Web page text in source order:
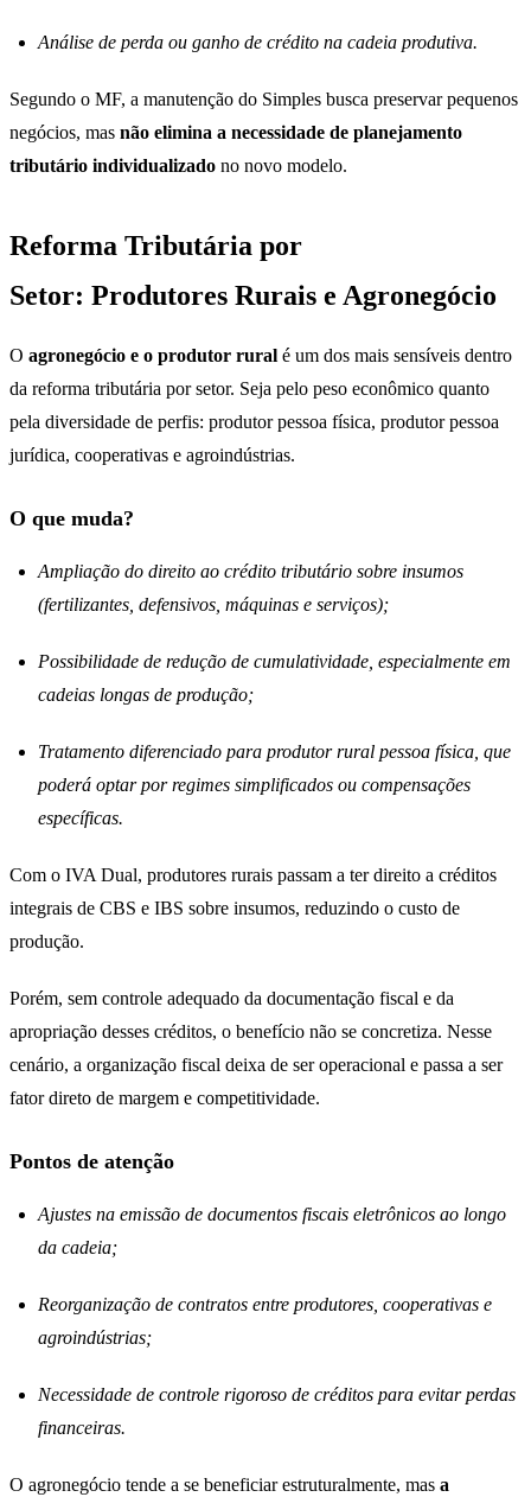
Análise de perda ou ganho de crédito na cadeia produtiva.
Segundo o MF, a manutenção do Simples busca preservar pequenos
negócios, mas não elimina a necessidade de planejamento
tributário individualizado no novo modelo.
Reforma Tributária por
Setor: Produtores Rurais e Agronegócio
O agronegócio e o produtor rural é um dos mais sensíveis dentro
da reforma tributária por setor. Seja pelo peso econômico quanto
pela diversidade de perfis: produtor pessoa física, produtor pessoa
jurídica, cooperativas e agroindústrias.
O que muda?
Ampliação do direito ao crédito tributário sobre insumos
(fertilizantes, defensivos, máquinas e serviços);
Possibilidade de redução de cumulatividade, especialmente em
cadeias longas de produção;
Tratamento diferenciado para produtor rural pessoa física, que
poderá optar por regimes simplificados ou compensações
específicas.
Com o IVA Dual, produtores rurais passam a ter direito a créditos
integrais de CBS e IBS sobre insumos, reduzindo o custo de
produção.
Porém, sem controle adequado da documentação fiscal e da
apropriação desses créditos, o benefício não se concretiza. Nesse
cenário, a organização fiscal deixa de ser operacional e passa a ser
fator direto de margem e competitividade.
Pontos de atenção
Ajustes na emissão de documentos fiscais eletrônicos ao longo
da cadeia;
Reorganização de contratos entre produtores, cooperativas e
agroindústrias;
Necessidade de controle rigoroso de créditos para evitar perdas
financeiras.
O agronegócio tende a se beneficiar estruturalmente, mas a